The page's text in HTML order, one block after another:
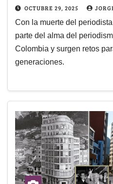
OCTUBRE 29, 2025
Con la muerte del
parte del alma del
Colombia y surgen retos
generaciones.